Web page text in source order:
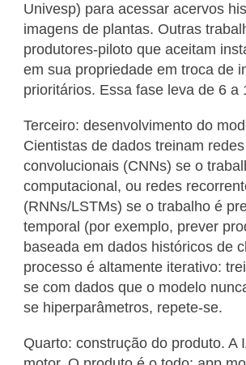
Univesp) para acessar acervos
imagens de plantas. Outras
produtores-piloto que aceitam
em sua propriedade em troca de
prioritários. Essa fase leva de 6 a
Terceiro: desenvolvimento do
Cientistas de dados treinam
convolucionais (CNNs) se o
computacional, ou redes
(RNNs/LSTMs) se o trabalho é
temporal (por exemplo, prever
baseada em dados históricos de
processo é altamente iterativo:
se com dados que o modelo
se hiperparâmetros, repete-se.
Quarto: construção do produto. A